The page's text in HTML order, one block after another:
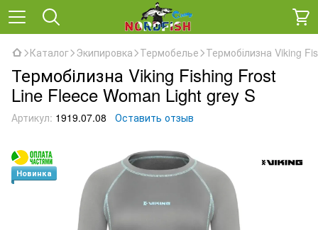
Каталог Экипировка Термобелье Термобілизна Viking
Термобілизна Viking Fishing Frost
Line Fleece Woman Light grey S
Артикул: 1919.07.08 Оставить отзыв
Новинка